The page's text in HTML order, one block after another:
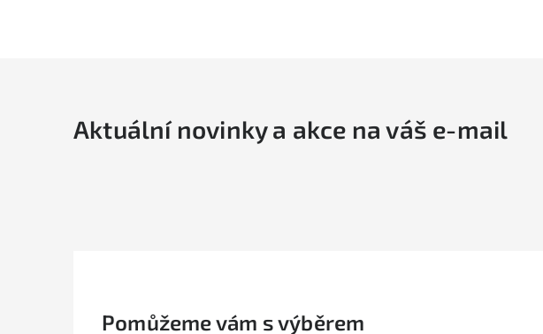
Aktuální novinky a akce na váš e-mail
Pomůžeme vám s výběrem